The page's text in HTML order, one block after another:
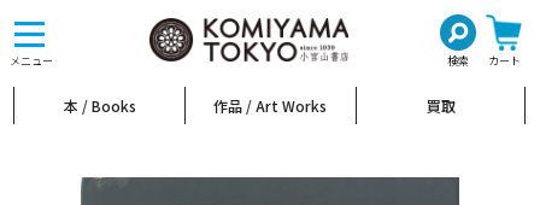
メニュー 検索 カート
toggle
navigation
本 / Books 作品 / Art Works 買取